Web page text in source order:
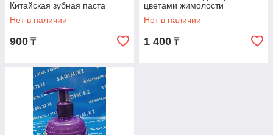
Китайская зубная паста
Нет в наличии
900 ₸
цветами жимолости
Нет в наличии
1 400 ₸